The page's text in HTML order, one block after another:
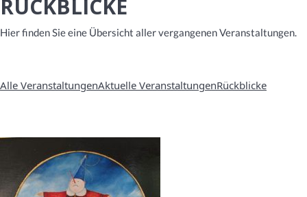
RÜCKBLICKE
Hier finden Sie eine Übersicht aller vergangenen Veranstaltungen.
Alle VeranstaltungenAktuelle VeranstaltungenRückblicke